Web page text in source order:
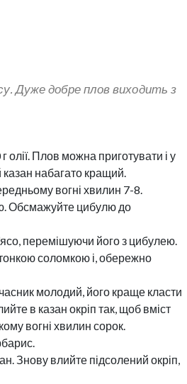
Дуже добре плов виходить з
олії. Плов можна приготувати і у
казан набагато кращий.
вогні хвилин 7-8.
Обсмажуйте цибулю до
перемішуючи його з цибулею.
соломкою і, обережно
молодий, його краще класти
в казан окріп так, щоб вміст
вогні хвилин сорок.
Знову влийте підсолений окріп,